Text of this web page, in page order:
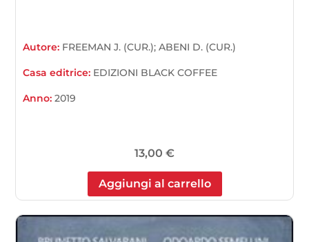
Autore: FREEMAN J. (CUR.); ABENI D. (CUR.)
Casa editrice: EDIZIONI BLACK COFFEE
Anno:2019
13,00 €
Aggiungi al carrello